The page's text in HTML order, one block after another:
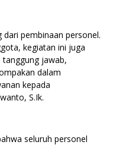
dari pembinaan personel.
kegiatan ini juga
jawab,
dalam
kepada
S.Ik.
seluruh personel